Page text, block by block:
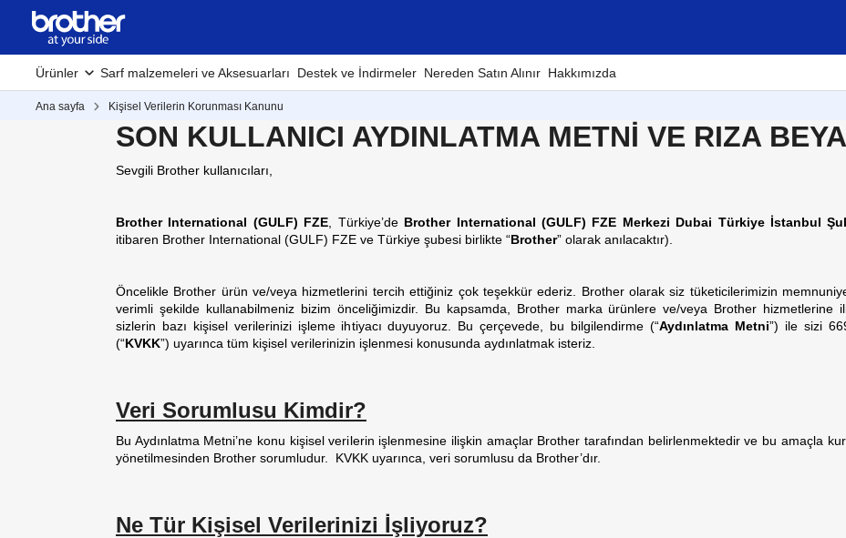
Ürünler Sarf malzemeleri ve Aksesuarları Destek ve İndirmeler Nereden Satın Alınır Hakkımızda
Ana sayfa Kişisel Verilerin Korunması Kanunu
SON KULLANICI AYDINLATMA METNİ VE RIZA
Sevgili Brother kullanıcıları,
Brother International (GULF) FZE Türkiye’de Brother International (GULF) FZE Merkezi Dubai Türkiye İstanbul
itibaren Brother International (GULF) FZE ve Türkiye şubesi birlikte “Brother” olarak anılacaktır).
Öncelikle Brother ürün ve/veya hizmetlerini tercih ettiğiniz çok teşekkür ederiz.
Brother olarak siz tüketicilerimizin
verimli şekilde kullanabilmeniz bizim önceliğimizdir. Bu kapsamda, Brother marka ürünlere ve/veya Brother hizmetlerine
sizlerin bazı kişisel verilerinizi işleme ihtiyacı duyuyoruz. Bu çerçevede, bu bilgilendirme (“Aydınlatma Metni”) ile sizi
(“KVKK”) uyarınca tüm kişisel verilerinizin işlenmesi konusunda aydınlatmak isteriz.
Veri Sorumlusu Kimdir?
Bu Aydınlatma Metni’ne konu kişisel verilerin işlenmesine ilişkin amaçlar Brother tarafından belirlenmektedir ve bu amaçla
yönetilmesinden Brother sorumludur. KVKK uyarınca, veri sorumlusu da Brother’dır.
Ne Tür Kişisel Verilerinizi İşliyoruz?